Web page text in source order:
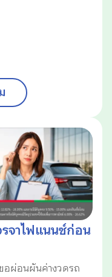
รจาไฟแนนซ์ก่อน
อผ่อนผันค่างวดรถ